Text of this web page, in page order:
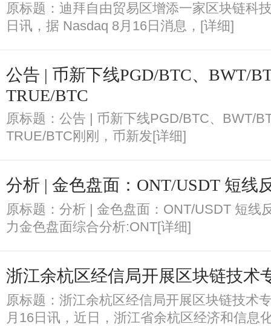
原标题：迪拜自由贸易区增添一家区块链科
日讯，据 Nasdaq 8月16日消息，[详细]
公告 | 币新下线PGD/BTC、BWT/
TRUE/BTC
原标题：公告 | 币新下线PGD/BTC、BWT/
TRUE/BTC刚刚，币新发[详细]
分析 | 金色盘面：ONT/USDT 短线
原标题：分析 | 金色盘面：ONT/USDT 短线
力金色盘面综合分析:ONT[详细]
浙江余杭区经信局开展区块链技术
原标题：浙江余杭区经信局开展区块链技术
月16日讯，近日，浙江省余杭区经济和信息